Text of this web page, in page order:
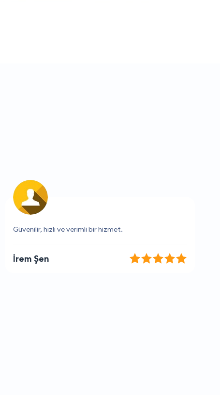
Müşteri hizmetleri çok ilgili ve yardımcı.
Kaan Arı